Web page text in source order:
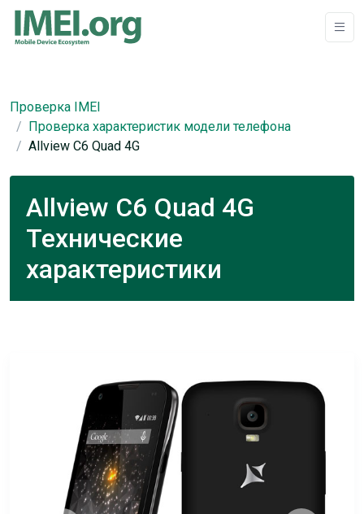
Проверка IMEI
Проверка характеристик модели телефона
Allview C6 Quad 4G
Allview C6 Quad 4G
Технические
характеристики